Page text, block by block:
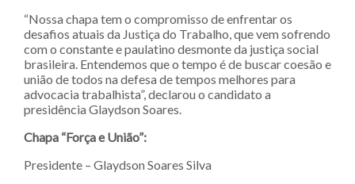
“Nossa chapa tem o compromisso de enfrentar os
desafios atuais da Justiça do Trabalho, que vem sofrendo
com o constante e paulatino desmonte da justiça social
brasileira. Entendemos que o tempo é de buscar coesão e
união de todos na defesa de tempos melhores para
advocacia trabalhista”, declarou o candidato a
presidência Glaydson Soares.
Chapa “Força e União”:
Presidente – Glaydson Soares Silva